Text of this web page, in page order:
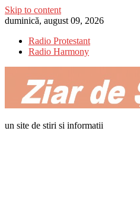
Skip to content
duminică, august 09, 2026
Radio Protestant
Radio Harmony
un site de stiri si informatii